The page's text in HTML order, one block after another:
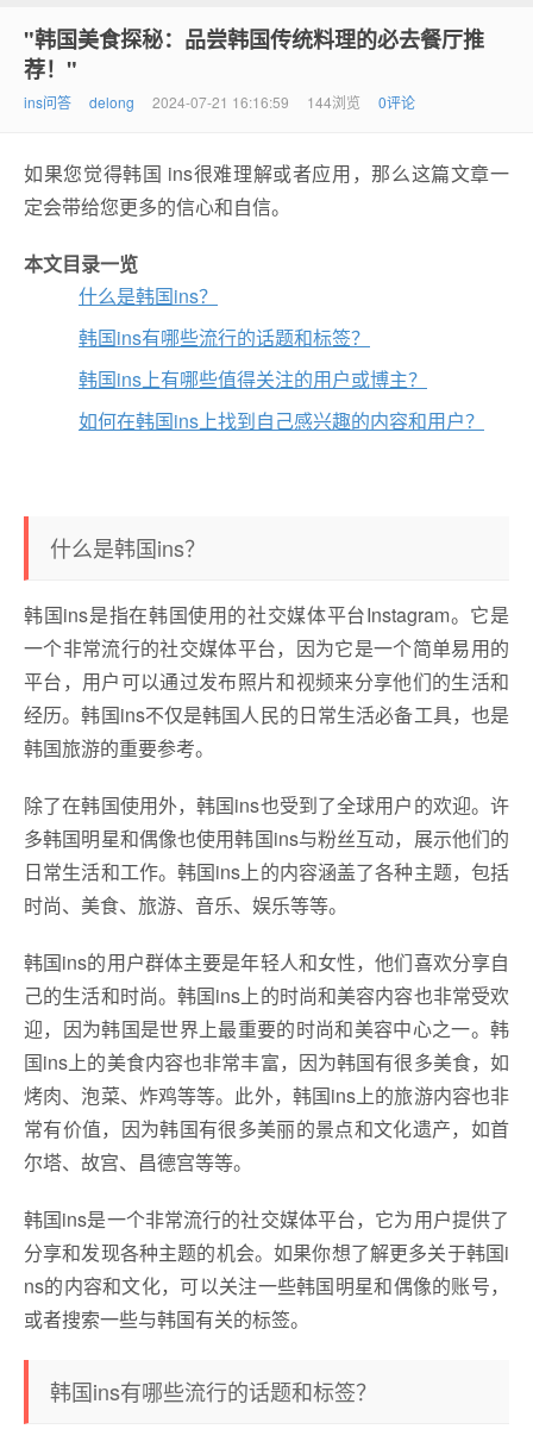
ins账号购买,ins账号自助购买10元,ins账号购买网站,ins
账号怎么注册
"韩国美食探秘：品尝韩国传统料理的必去餐厅推
荐！"
ins问答 delong 2024-07-21 16:16:59 144浏览 0评论
如果您觉得韩国 ins很难理解或者应用，那么这篇文章一
定会带给您更多的信心和自信。
本文目录一览
什么是韩国ins？
韩国ins有哪些流行的话题和标签？
韩国ins上有哪些值得关注的用户或博主？
如何在韩国ins上找到自己感兴趣的内容和用户？
什么是韩国ins？
韩国ins是指在韩国使用的社交媒体平台Instagram。它是
一个非常流行的社交媒体平台，因为它是一个简单易用的
平台，用户可以通过发布照片和视频来分享他们的生活和
经历。韩国ins不仅是韩国人民的日常生活必备工具，也是
韩国旅游的重要参考。
除了在韩国使用外，韩国ins也受到了全球用户的欢迎。许
多韩国明星和偶像也使用韩国ins与粉丝互动，展示他们的
日常生活和工作。韩国ins上的内容涵盖了各种主题，包括
时尚、美食、旅游、音乐、娱乐等等。
韩国ins的用户群体主要是年轻人和女性，他们喜欢分享自
己的生活和时尚。韩国ins上的时尚和美容内容也非常受欢
迎，因为韩国是世界上最重要的时尚和美容中心之一。韩
国ins上的美食内容也非常丰富，因为韩国有很多美食，如
烤肉、泡菜、炸鸡等等。此外，韩国ins上的旅游内容也非
常有价值，因为韩国有很多美丽的景点和文化遗产，如首
尔塔、故宫、昌德宫等等。
韩国ins是一个非常流行的社交媒体平台，它为用户提供了
分享和发现各种主题的机会。如果你想了解更多关于韩国i
ns的内容和文化，可以关注一些韩国明星和偶像的账号，
或者搜索一些与韩国有关的标签。
韩国ins有哪些流行的话题和标签？